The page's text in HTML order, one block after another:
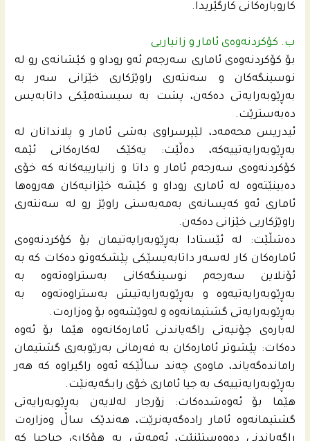
کاروبارەکانی کارگێریدا.
ب. کۆکردنەوەی ئامار و زانیاریی
بۆ کۆکردنەوەی ئاماری سەرجەم ئەو روداو و کێشانەی رو لە
نوسینگەکان و سەنتەری راوێژکاری خێزانی سەر بە
بەڕێوبەرایەتی دەکەن، پشت بە سیستەمێکی داتابەیس
دەبەسترێت.
ئیدریس محه‌مه‌د، لێپرسراوی بەشی ئامار و پلاندانان له‌
به‌ڕێوبه‌رایه‌تییه‌كه‌، دەڵێت: یەکێک لەکارەکانی ئێمە
کۆکردنەوەی سەرجەم ئامار و داتا و زانیارییەکانە کە خۆی
دەبینێتەوە لە ئاماری روداو و کێشە خێزانیەکان هەروەها
ئاماری ئەو کەیسانەی بەمەبەستی راوێژ رو لە سەنتەری
راوێژکاریی خێزانی دەکەن.
دەشڵێت: لە ئێستادا بەڕێوبەرایەتیمان بۆ کۆکردنەوەی
ئامارەکان کار لەسەر داتابەیسێکی پێشکەوتو دەکات کە بە
ئۆنلاین سەرجەم نوسینگەکانی بەستراوەتەوە بە
بەڕێوبەرایەتیەوە و بەڕێوبەرایەتیش بەستراوەتەوە بە
بەڕێوبەرایەتی گشتیمانەوە و لەوێشەوە بۆ وەزارەت.
لەبارەی چۆنیەتی راگەیاندنی ئامارەکانەوە هێما بۆ ئەوە
دەکات: پێشوتر ئامارەکان بە فەرمانی بەرێوبەری گشتیمان
راماندەگەیاند، ماوەی چەند ساڵێکە ئەوە راگیراوە کە هەر
بەڕێوبەرایەتییەک بە جیا ئاماری خۆی رابگەیەنێت.
هێما بۆ ئەوەشدەکات: زۆرجار لەلایەن بەڕێوبەرایەتی
گشتیمانەوە ئامار رادەگەیەنرێت، هەندێک ساڵ وەزارەت